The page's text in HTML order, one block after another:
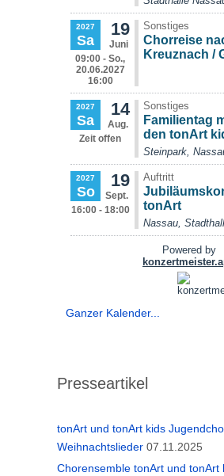
Ganzer Kalender...
Presseartikel
tonArt und tonArt kids
Weihnachtslieder 07.11.2025
Chorensemble tonArt und tonArt